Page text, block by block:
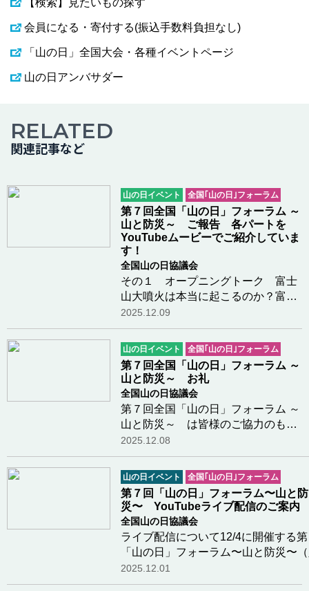
【検索】見たいもの探す
会員になる・寄付する(振込手数料負担なし)
「山の日」全国大会・各種イベントページ
山の日アンバサダー
RELATED
関連記事など
山の日イベント 全国｢山の日｣フォーラム
第７回全国「山の日」フォーラム ～
山と防災～ ご報告 各パートを
YouTubeムービーでご紹介していま
す！
全国山の日協議会
その１ オープニングトーク 富士
山大噴火は本当に起こるのか？富士
山大噴火は本当に起こるのか？吉本
充宏（山梨県富士山科学研究所 研
究管理幹）その２ 被災地支援の現
場から 生命と暮らしを助ける
OPEN JAPANの活動…つづきを読む
2025.12.09
山の日イベント 全国｢山の日｣フォーラム
第７回全国「山の日」フォーラム ～
山と防災～ お礼
全国山の日協議会
第７回全国「山の日」フォーラム ～
山と防災～ は皆様のご協力のも
と、無事に終了いたしました。ご協
力、ご協賛くださった皆様、ご出演
くださった皆様、ご観覧・配信視聴
の皆様、誠にありがとうございまし
た。展示品ご協力…つづきを読む
2025.12.08
山の日イベント 全国｢山の日｣フォーラム
第７回「山の日」フォーラム〜山と防
災〜 YouTubeライブ配信のご案内
全国山の日協議会
ライブ配信について12/4に開催する
「山の日」フォーラム〜山と防災〜
無料）の模様を会場外でもご覧いた
ように、下記のYouTubeのサイトで
2025.12.01